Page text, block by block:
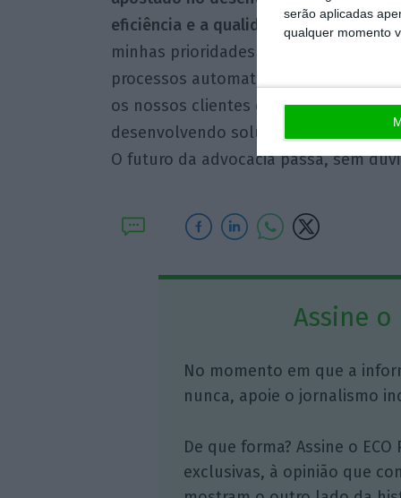
serão aplicadas
qualquer momento
eficiência e a qualidade dos serviços
minhas prioridades tem sido a
processos automatizados. Como
os nossos clientes e para o próprio
desenvolvendo soluções que
O futuro da advocacia passa, sem
Assine o
No momento em que a
nunca, apoie o jornalismo
De que forma? Assine o
exclusivas, à opinião que